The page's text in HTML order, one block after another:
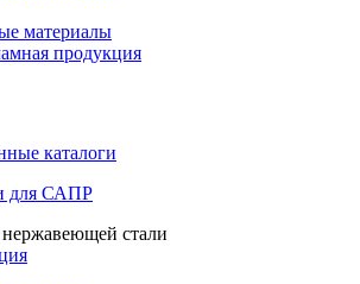
материалы
продукция
каталоги
для САПР